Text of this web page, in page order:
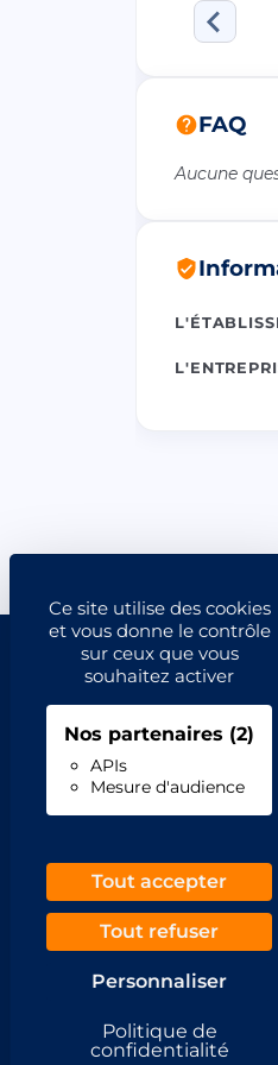
Ce site utilise des cookies
et vous donne le contrôle
sur ceux que vous
souhaitez activer
Nos partenaires (2)
APIs
Mesure d'audience
Tout accepter
Tout refuser
Personnaliser
Politique de
confidentialité
FAQ
Aucune
L'annuaire de
français.
vous trouver.
© 2026 Annuaire